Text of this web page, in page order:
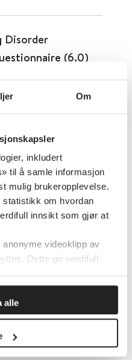
Om
inkludert
til å samle informasjon
mulig brukeropplevelse.
om hvordan
innsikt som gjør at
videoklipp av
Dette gir verdifull
alle
Disorder
(6.0)
Disorder
-
Disorder